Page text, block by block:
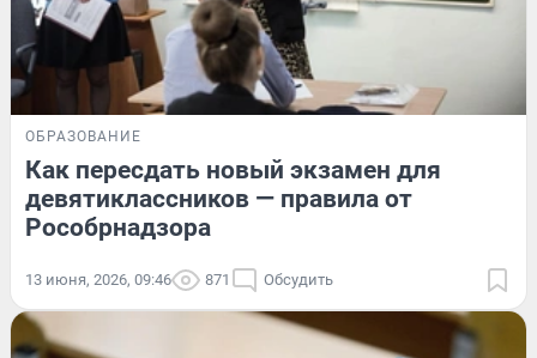
ОБРАЗОВАНИЕ
Как пересдать новый экзамен для
девятиклассников — правила от
Рособрнадзора
13 июня, 2026, 09:46 871 Обсудить